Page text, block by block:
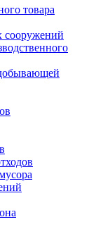
товара